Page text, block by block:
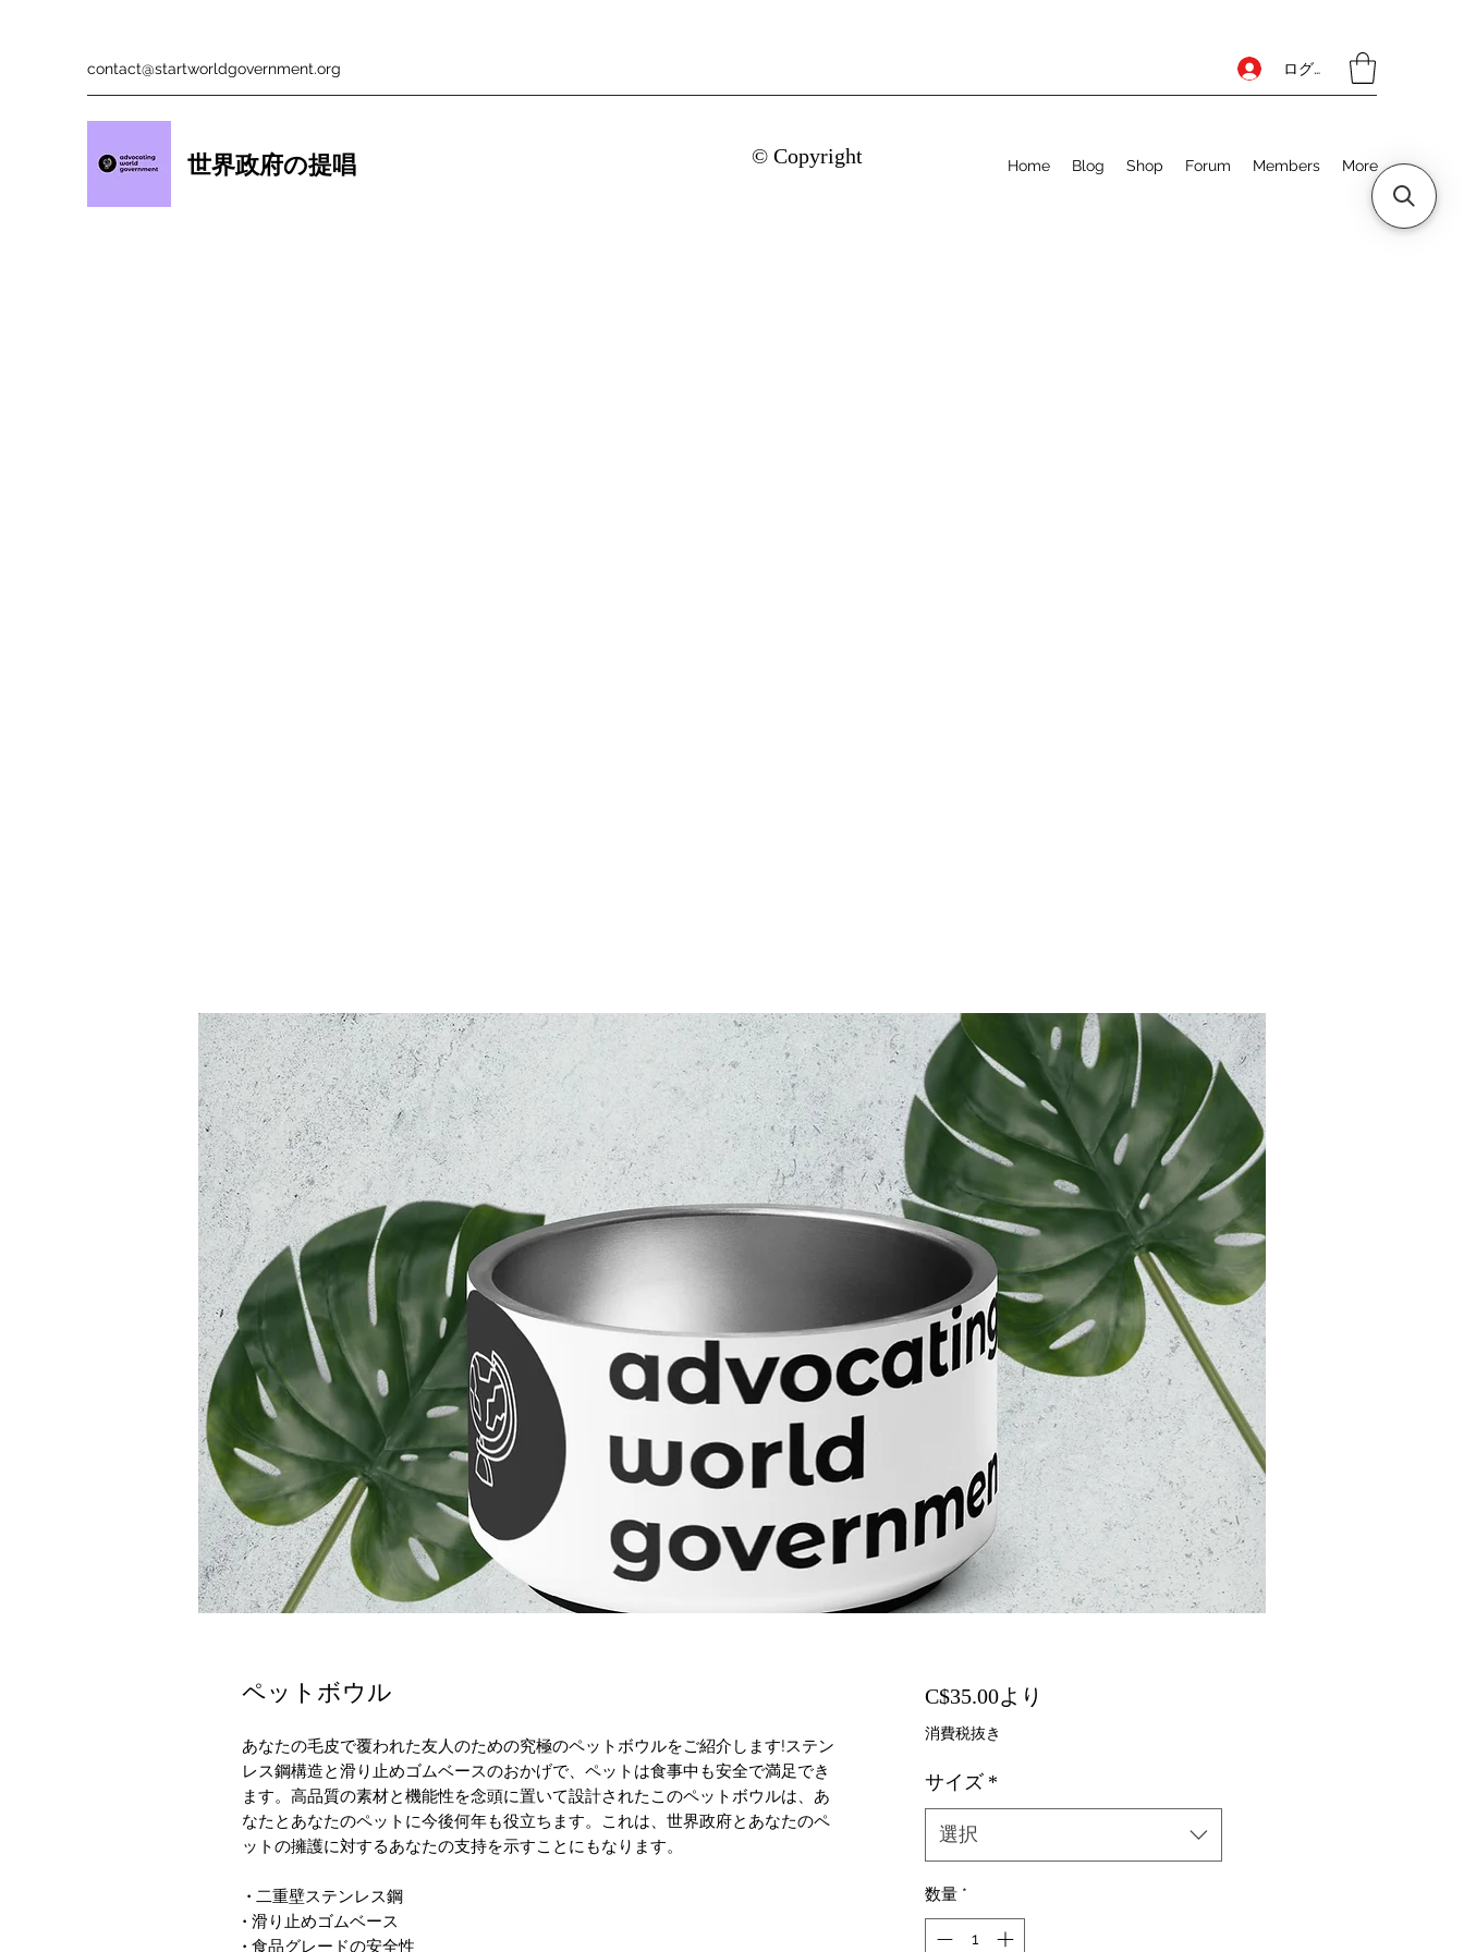
contact@startworldgovernment.org ログイン
世界政府の提唱 Home Blog Shop Forum Members More
© Copyright
ペットボウル
あなたの毛皮で覆われた友人のための究極のペットボウルをご紹介します!ステン
レス鋼構造と滑り止めゴムベースのおかげで、ペットは食事中も安全で満足でき
ます。高品質の素材と機能性を念頭に置いて設計されたこのペットボウルは、あ
なたとあなたのペットに今後何年も役立ちます。これは、世界政府とあなたのペ
ットの擁護に対するあなたの支持を示すことにもなります。
• 二重壁ステンレス鋼
• 滑り止めゴムベース
• 食品グレードの安全性
C$35.00より
消費税抜き
サイズ *
選択
数量 *